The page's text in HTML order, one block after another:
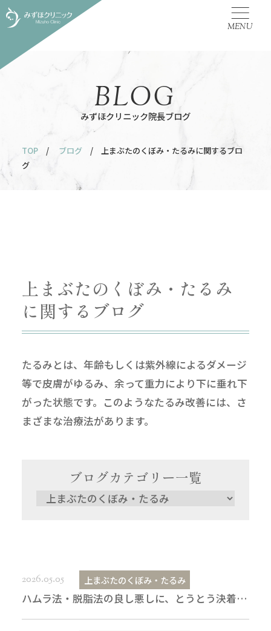
MENU
みずほクリニック院長ブログ
BLOG
TOP / ブログ
/ 上まぶたのくぼみ・たるみに関するブロ
グ
上まぶたのくぼみ・たるみ
に関するブログ
たるみとは、年齢もしくは紫外線によるダメージ
等で皮膚がゆるみ、余って重力により下に垂れ下
がった状態です。このようなたるみ改善には、さ
まざまな治療法があります。
ブログカテゴリー一覧
2026.05.05 上まぶたのくぼみ・たるみ
ハムラ法・脱脂法の良し悪しに、とうとう決着が？―学会セッションに参加しての感想